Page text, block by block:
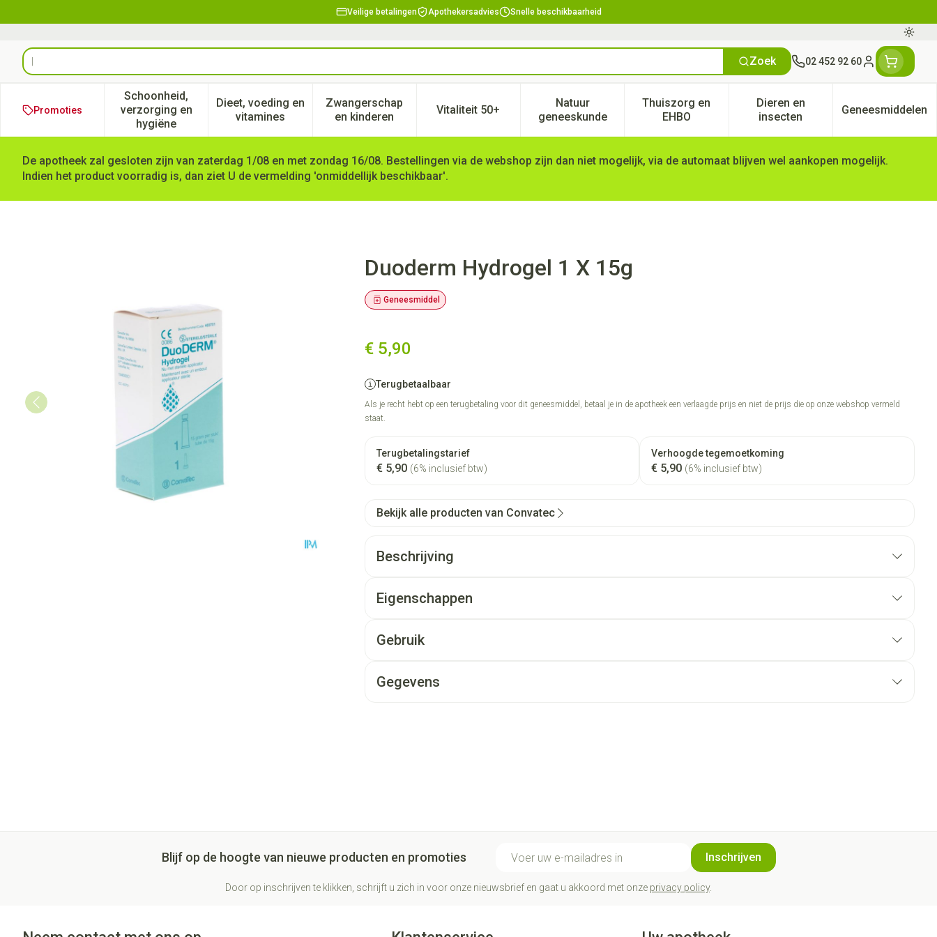
Veilige betalingen Apothekersadvies Snelle beschikbaarheid
Product, merk, categorie... Zoek 02 452 92 60
Klant menu
Promoties
Schoonheid,
verzorging en
hygiëne
Toon submenu voor Schoonheid, verzorging en hygiëne categorie
Dieet, voeding en
vitaminesToon submenu voor Dieet, voeding en vitamines categorie
Zwangerschap
en kinderenToon submenu voor Zwangerschap en kinderen categorie
Vitaliteit 50+Toon submenu voor Vitaliteit 50+ categorie
Natuur
geneeskunde
Toon submenu voor Natuur geneeskunde categorie
Thuiszorg en
EHBOToon submenu voor Thuiszorg en EHBO categorie
Dieren en
insectenToon submenu voor Dieren
Geneesmiddelen
Toon
De apotheek zal gesloten zijn van zaterdag 1/08 en met zondag 16/08. Bestellingen via de webshop zijn dan niet mogelijk, via de automaat blijven wel aankopen mogelijk.
Indien het product voorradig is, dan ziet U de vermelding 'onmiddellijk beschikbaar'.
Duoderm Hydrogel 1 X 15g
Geneesmiddel
€ 5,90
Terugbetaalbaar
Als je recht hebt op een terugbetaling voor dit geneesmiddel, betaal je in de apotheek een verlaagde prijs en niet de prijs die op onze webshop vermeld
staat.
Terugbetalingstarief
€ 5,90 (6% inclusief btw)
Verhoogde tegemoetkoming
€ 5,90 (6% inclusief btw)
Bekijk alle producten van Convatec
Beschrijving
Eigenschappen
Gebruik
Gegevens
Blijf op de hoogte van nieuwe producten en promoties Inschrijven
Door op inschrijven te klikken, schrijft u zich in voor onze nieuwsbrief en gaat u akkoord met onze privacy policy.